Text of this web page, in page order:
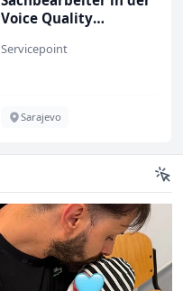
službenik (m/ž)
Euro-Asfalt
Više lokacija